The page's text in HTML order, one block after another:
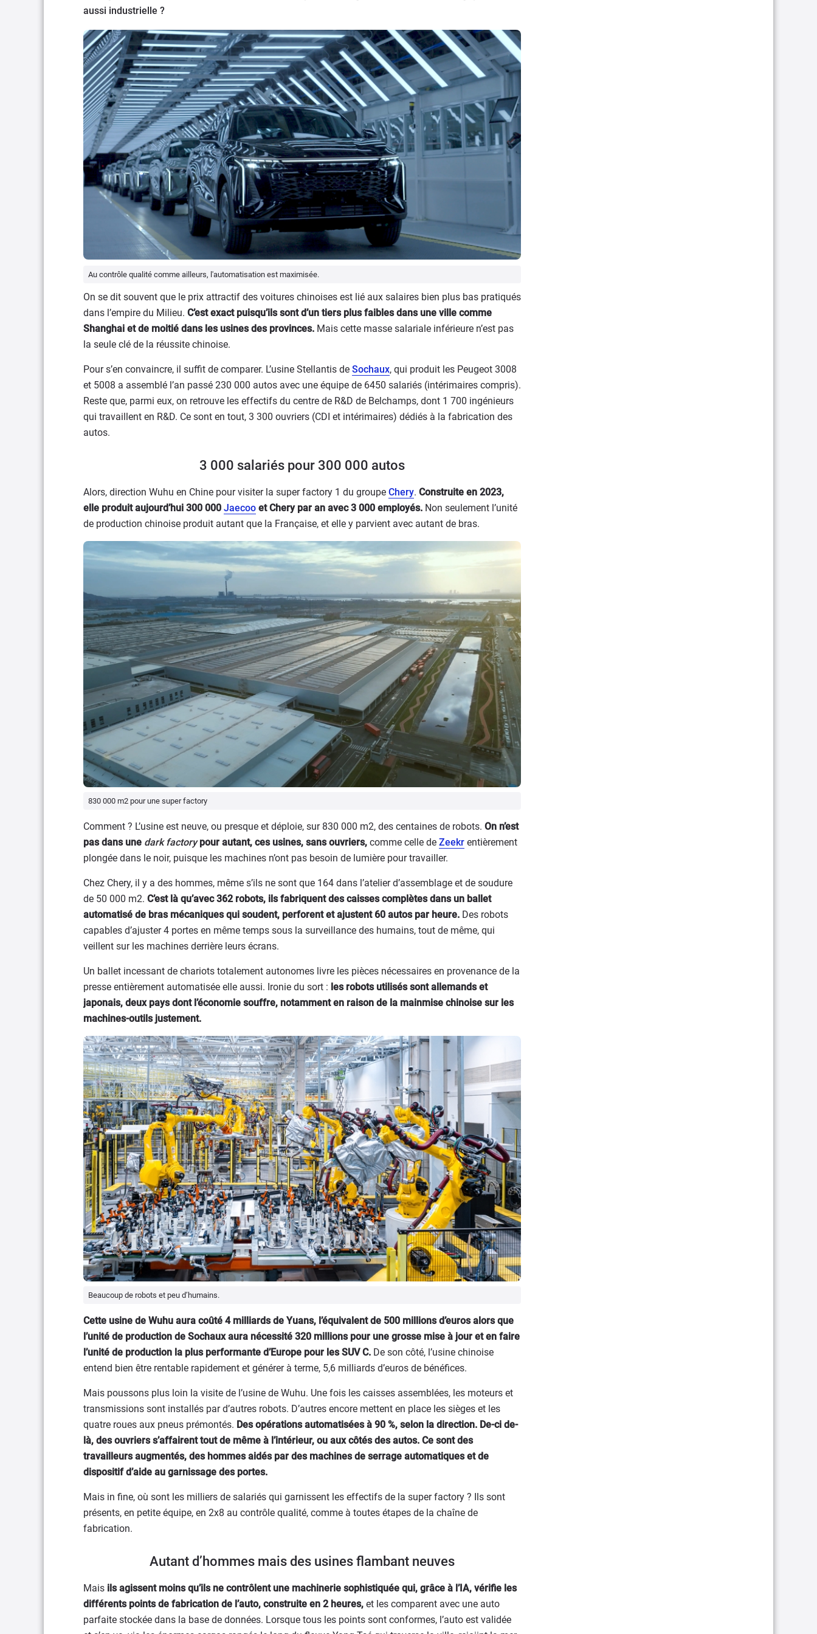
aussi industrielle ?
Au contrôle qualité comme ailleurs, l'automatisation est maximisée.
On se dit souvent que le prix attractif des voitures chinoises est lié aux salaires bien plus bas pratiqués
dans l’empire du Milieu. C’est exact puisqu’ils sont d’un tiers plus faibles dans une ville comme
Shanghai et de moitié dans les usines des provinces. Mais cette masse salariale inférieure n’est pas
la seule clé de la réussite chinoise.
Pour s’en convaincre, il suffit de comparer. L’usine Stellantis de Sochaux, qui produit les Peugeot 3008
et 5008 a assemblé l’an passé 230 000 autos avec une équipe de 6450 salariés (intérimaires compris).
Reste que, parmi eux, on retrouve les effectifs du centre de R&D de Belchamps, dont 1 700 ingénieurs
qui travaillent en R&D. Ce sont en tout, 3 300 ouvriers (CDI et intérimaires) dédiés à la fabrication des
autos.
3 000 salariés pour 300 000 autos
Alors, direction Wuhu en Chine pour visiter la super factory 1 du groupe Chery. Construite en 2023,
elle produit aujourd’hui 300 000 Jaecoo et Chery par an avec 3 000 employés. Non seulement l’unité
de production chinoise produit autant que la Française, et elle y parvient avec autant de bras.
830 000 m2 pour une super factory
Comment ? L’usine est neuve, ou presque et déploie, sur 830 000 m2, des centaines de robots. On n’est
pas dans une dark factorypour autant, ces usines, sans ouvriers, comme celle de Zeekr entièrement
plongée dans le noir, puisque les machines n’ont pas besoin de lumière pour travailler.
Chez Chery, il y a des hommes, même s’ils ne sont que 164 dans l’atelier d’assemblage et de soudure
de 50 000 m2. C’est là qu’avec 362 robots, ils fabriquent des caisses complètes dans un ballet
automatisé de bras mécaniques qui soudent, perforent et ajustent 60 autos par heure. Des robots
capables d’ajuster 4 portes en même temps sous la surveillance des humains, tout de même, qui
veillent sur les machines derrière leurs écrans.
Un ballet incessant de chariots totalement autonomes livre les pièces nécessaires en provenance de la
presse entièrement automatisée elle aussi. Ironie du sort : les robots utilisés sont allemands et
japonais, deux pays dont l’économie souffre, notamment en raison de la mainmise chinoise sur les
machines-outils justement.
Beaucoup de robots et peu d’humains.
Cette usine de Wuhu aura coûté 4 milliards de Yuans, l’équivalent de 500 millions d’euros alors que
l’unité de production de Sochaux aura nécessité 320 millions pour une grosse mise à jour et en faire
l’unité de production la plus performante d’Europe pour les SUV C. De son côté, l’usine chinoise
entend bien être rentable rapidement et générer à terme, 5,6 milliards d’euros de bénéfices.
Mais poussons plus loin la visite de l’usine de Wuhu. Une fois les caisses assemblées, les moteurs et
transmissions sont installés par d’autres robots. D’autres encore mettent en place les sièges et les
quatre roues aux pneus prémontés. Des opérations automatisées à 90 %, selon la direction. De-ci de-
là, des ouvriers s’affairent tout de même à l’intérieur, ou aux côtés des autos. Ce sont des
travailleurs augmentés, des hommes aidés par des machines de serrage automatiques et de
dispositif d’aide au garnissage des portes.
Mais in fine, où sont les milliers de salariés qui garnissent les effectifs de la super factory ? Ils sont
présents, en petite équipe, en 2x8 au contrôle qualité, comme à toutes étapes de la chaîne de
fabrication.
Autant d’hommes mais des usines flambant neuves
Mais ils agissent moins qu’ils ne contrôlent une machinerie sophistiquée qui, grâce à l’IA, vérifie les
différents points de fabrication de l’auto, construite en 2 heures, et les comparent avec une auto
parfaite stockée dans la base de données. Lorsque tous les points sont conformes, l’auto est validée